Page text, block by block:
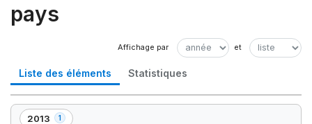
pays
Liste des éléments Statistiques
2013 1